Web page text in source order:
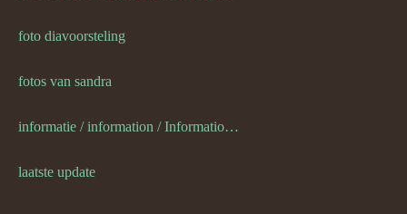
foto diavoorsteling
fotos van sandra
informatie / information / Informationen / l information
laatste update